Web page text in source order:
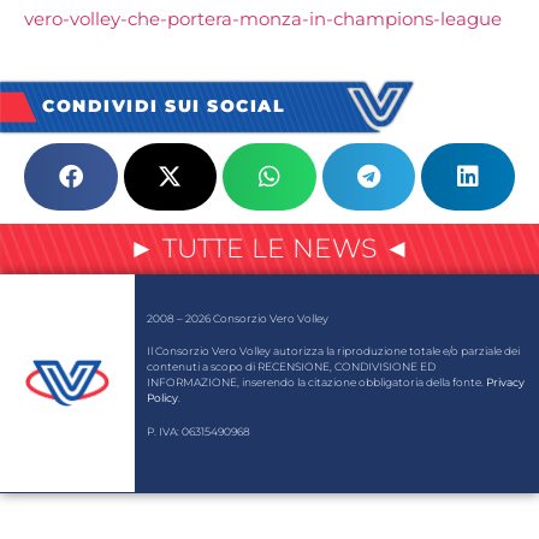
vero-volley-che-portera-monza-in-champions-league
CONDIVIDI SUI SOCIAL
► TUTTE LE NEWS ◄
2008 – 2026 Consorzio Vero Volley
Il Consorzio Vero Volley autorizza la riproduzione totale e/o parziale dei
contenuti a scopo di RECENSIONE, CONDIVISIONE ED
INFORMAZIONE, inserendo la citazione obbligatoria della fonte. Privacy
Policy
P. IVA: 06315490968